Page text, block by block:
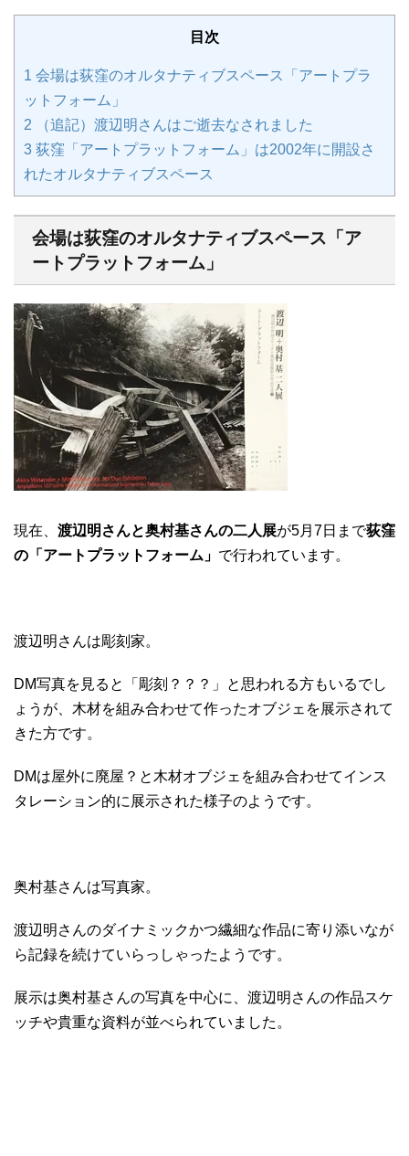
目次
1 会場は荻窪のオルタナティブスペース「アートプラ
ットフォーム」
2 （追記）渡辺明さんはご逝去なされました
3 荻窪「アートプラットフォーム」は2002年に開設さ
れたオルタナティブスペース
会場は荻窪のオルタナティブスペース「ア
ートプラットフォーム」
現在、 渡辺明さんと奥村基さんの二人展が5月7日まで荻窪
の「アートプラットフォーム」 で行われています。
渡辺明さんは彫刻家。
DM写真を見ると「彫刻？？？」と思われる方もいるでし
ょうが、木材を組み合わせて作ったオブジェを展示されて
きた方です。
DMは屋外に廃屋？と木材オブジェを組み合わせてインス
タレーション的に展示された様子のようです。
奥村基さんは写真家。
渡辺明さんのダイナミックかつ繊細な作品に寄り添いなが
ら記録を続けていらっしゃったようです。
展示は奥村基さんの写真を中心に、渡辺明さんの作品スケ
ッチや貴重な資料が並べられていました。